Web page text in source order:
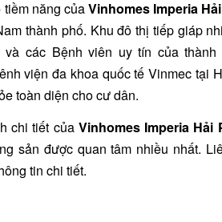
tiềm năng củaVinhomes Imperia
thành phố. Khu đô thị tiếp giáp
các Bệnh viên uy tín của
viện đa khoa quốc tế Vinmec tại
toàn diện cho cư dân.
chi tiết của Vinhomes Imperia Hải
sản được quan tâm nhiều nhất.
tin chi tiết.